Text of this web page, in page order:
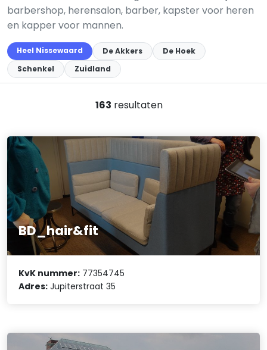
barbershop, herensalon, barber, kapster voor heren
en kapper voor mannen.
Heel Nissewaard De Akkers
De Hoek
Schenkel
Zuidland
163 resultaten
BD_hair&fit
KvK nummer: 77354745
Adres: Jupiterstraat 35